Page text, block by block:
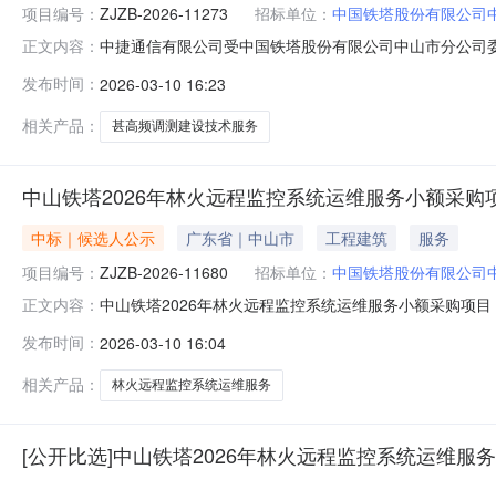
项目编号： ZJZB-2026-11273 招标单位： 中国铁塔股份有限公司
正文内容： 中捷通信有限公司受中国铁塔股份有限公司中山市分公
塔电子采购平台五、评审情况：本项目评审委员会共3人
价法对所
发布时间： 2026-03-10 16:23
相关产品：
甚高频调测建设技术服务
中山铁塔2026年林火远程监控系统运维服务小额采
中标｜候选人公示 广东省｜中山市 工程建筑
服务
项目编号： ZJZB-2026-11680 招标单位： 中国铁塔股份有限公司
正文内容： 中山铁塔2026年林火远程监控系统运维服务小额采购项
运维服务小额采购项目（第二次）三、唱价时间：2026
于2026年3
发布时间： 2026-03-10 16:04
相关产品：
林火远程监控系统运维服务
[公开比选]中山铁塔2026年林火远程监控系统运维服